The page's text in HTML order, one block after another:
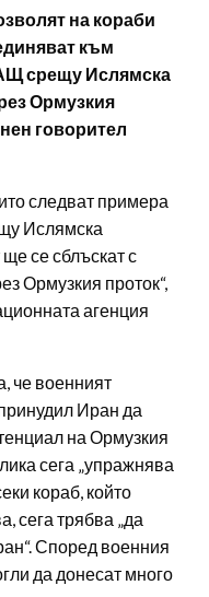
на кораби
към
срещу Ислямска
Ормузкия
говорител
следват примера
Ислямска
се сблъскат с
Ормузкия проток“,
агенция
че военният
Иран да
на Ормузкия
сега „упражнява
кораб, който
сега трябва „да
Според военния
да донесат много